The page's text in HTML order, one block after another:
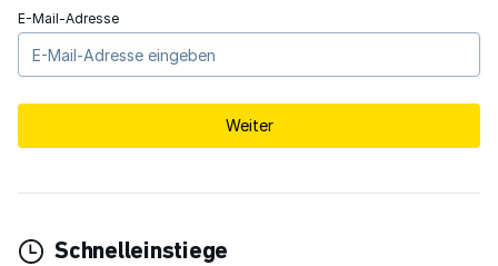
E-Mail-Adresse
Weiter
Schnelleinstiege